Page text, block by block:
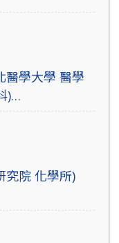
醫學大學 醫學
)
究院 化學所)